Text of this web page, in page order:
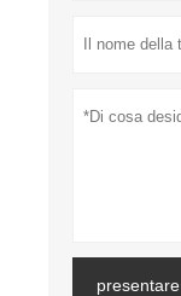
presentare